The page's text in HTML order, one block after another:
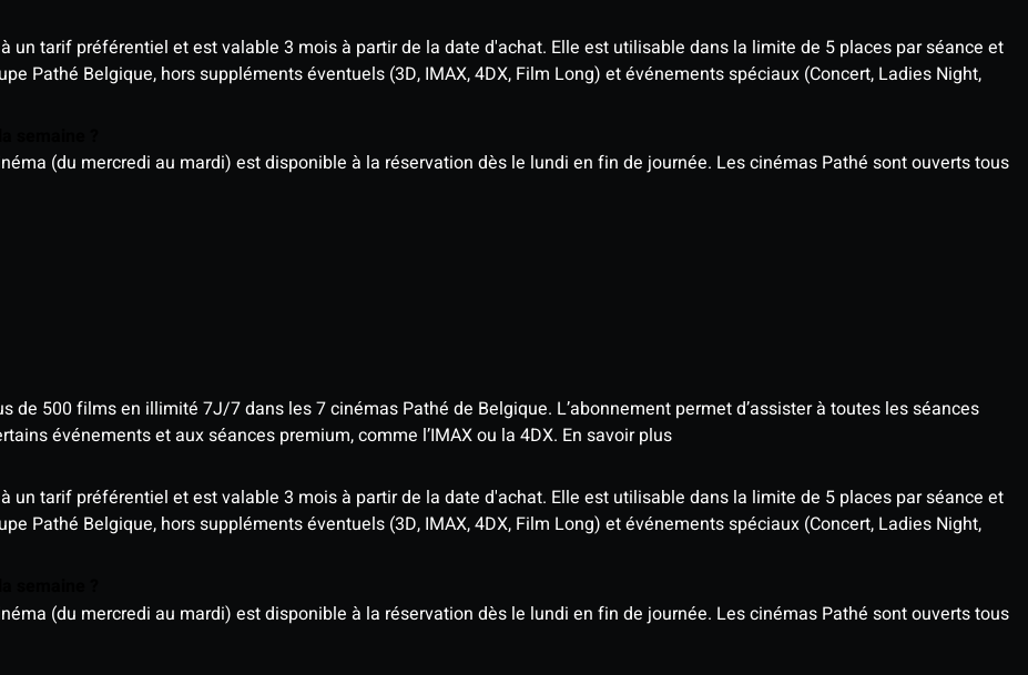
un tarif préférentiel et est valable 3 mois à partir de la date d'achat. Elle est utilisable dans la limite de 5 places par séance et
Pathé Belgique, hors suppléments éventuels (3D, IMAX, 4DX, Film Long) et événements spéciaux (Concert, Ladies Night,
(du mercredi au mardi) est disponible à la réservation dès le lundi en fin de journée. Les cinémas Pathé sont ouverts tous
de 500 films en illimité 7J/7 dans les 7 cinémas Pathé de Belgique. L’abonnement permet d’assister à toutes les séances
événements et aux séances premium, comme l’IMAX ou la 4DX. En savoir plus
un tarif préférentiel et est valable 3 mois à partir de la date d'achat. Elle est utilisable dans la limite de 5 places par séance et
Pathé Belgique, hors suppléments éventuels (3D, IMAX, 4DX, Film Long) et événements spéciaux (Concert, Ladies Night,
(du mercredi au mardi) est disponible à la réservation dès le lundi en fin de journée. Les cinémas Pathé sont ouverts tous